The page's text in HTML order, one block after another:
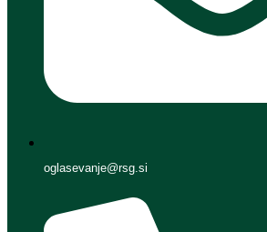
oglasevanje@rsg.si